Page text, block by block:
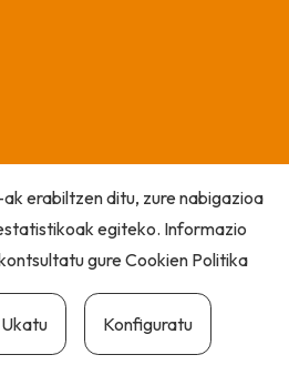
erabiltzen ditu, zure nabigazioa
egiteko. Informazio
gureCookien Politika
Ukatu Konfiguratu